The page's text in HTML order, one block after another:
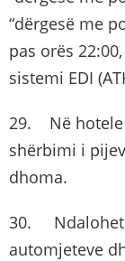
“dërgesë me
pas orës
sistemi EDI
29. Në hotele
shërbimi i
dhoma.
30. Ndalohet
automjeteve